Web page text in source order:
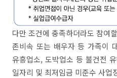
다만 조건에 충족하더라도 참여
존비속 또는 배우자 등 가족이
유흥업소, 도박업소 등 불건전
일자리 및 최저임금 미준수 사업